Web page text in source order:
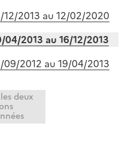
2013 au 12/02/2020
2013 au 16/12/2013
2012 au 19/04/2013
deux